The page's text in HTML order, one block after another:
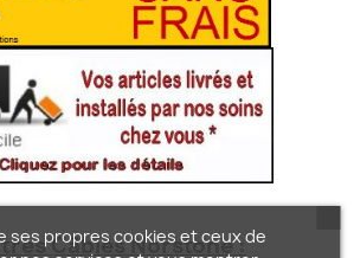
Câbles Norstone :
ses propres cookies et ceux de